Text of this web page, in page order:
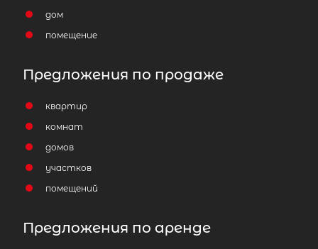
дом
помещение
Предложения по продаже
квартир
комнат
домов
участков
помещений
Предложения по аренде